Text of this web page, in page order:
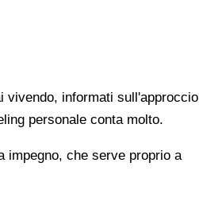
vivendo, informati sull'approccio
personale conta molto.
impegno, che serve proprio a